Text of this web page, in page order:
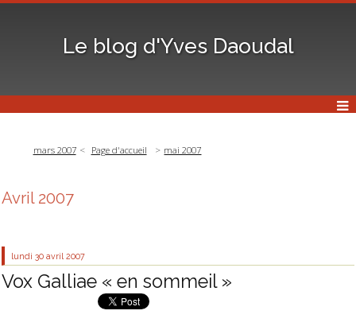
Le blog d'Yves Daoudal
mars 2007 Page d'accueil mai 2007
Avril 2007
lundi 30 avril 2007
Vox Galliae « en sommeil »